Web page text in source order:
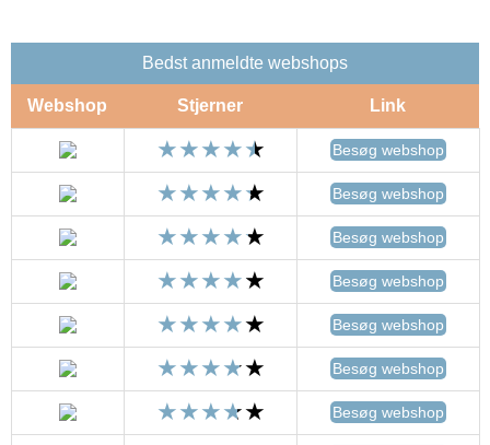
Bedst anmeldte webshops
Webshop Stjerner Link
Besøg webshop
Besøg webshop
Besøg webshop
Besøg webshop
Besøg webshop
Besøg webshop
Besøg webshop